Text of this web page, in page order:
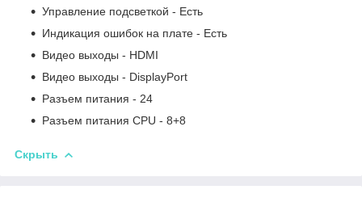
Управление подсветкой - Есть
Индикация ошибок на плате - Есть
Видео выходы - HDMI
Видео выходы - DisplayPort
Разъем питания - 24
Разъем питания CPU - 8+8
Скрыть